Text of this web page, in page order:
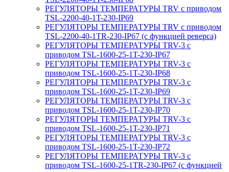
РЕГУЛЯТОРЫ ТЕМПЕРАТУРЫ TRV с приводом
TSL-2200-40-1T-230-IP69
РЕГУЛЯТОРЫ ТЕМПЕРАТУРЫ TRV с приводом
TSL-2200-40-1TR-230-IP67 (с функцией реверса)
РЕГУЛЯТОРЫ ТЕМПЕРАТУРЫ TRV-3 с
приводом TSL-1600-25-1T-230-IP67
РЕГУЛЯТОРЫ ТЕМПЕРАТУРЫ TRV-3 с
приводом TSL-1600-25-1T-230-IP68
РЕГУЛЯТОРЫ ТЕМПЕРАТУРЫ TRV-3 с
приводом TSL-1600-25-1T-230-IP69
РЕГУЛЯТОРЫ ТЕМПЕРАТУРЫ TRV-3 с
приводом TSL-1600-25-1T-230-IP70
РЕГУЛЯТОРЫ ТЕМПЕРАТУРЫ TRV-3 с
приводом TSL-1600-25-1T-230-IP71
РЕГУЛЯТОРЫ ТЕМПЕРАТУРЫ TRV-3 с
приводом TSL-1600-25-1T-230-IP72
РЕГУЛЯТОРЫ ТЕМПЕРАТУРЫ TRV-3 с
приводом TSL-1600-25-1TR-230-IP67 (с функцией